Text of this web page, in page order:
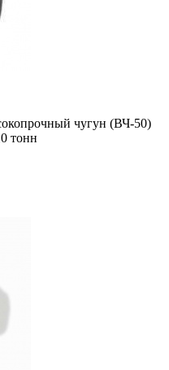
чугун (ВЧ-50)
тонн